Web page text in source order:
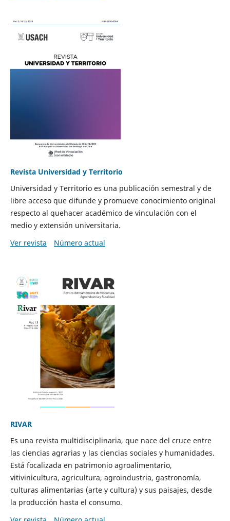
Revista Universidad y Territorio
Universidad y Territorio es una publicación semestral y de
libre acceso que difunde y promueve conocimiento original
respecto al quehacer académico de vinculación con el
medio y extensión universitaria.
Ver revista
Número actual
RIVAR
Es una revista multidisciplinaria, que nace del cruce entre
las ciencias agrarias y las ciencias sociales y humanidades.
Está focalizada en patrimonio agroalimentario,
vitivinicultura, agricultura, agroindustria, gastronomía,
culturas alimentarias (arte y cultura) y sus paisajes, desde
la producción hasta el consumo.